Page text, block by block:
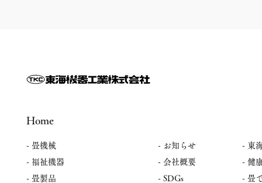
Home
- 畳機械
- 福祉機器
- 畳製品
- お知らせ
- 会社概要
- SDGs
- 東
- 健
- 畳